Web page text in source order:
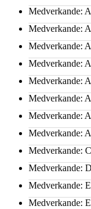
Medverkande:
Medverkande:
Medverkande:
Medverkande:
Medverkande:
Medverkande:
Medverkande:
Medverkande:
Medverkande:
Medverkande:
Medverkande:
Medverkande: